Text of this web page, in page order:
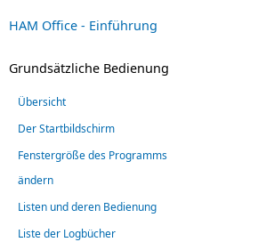
HAM Office - Einführung
Grundsätzliche Bedienung
Übersicht
Der Startbildschirm
Fenstergröße des Programms
ändern
Listen und deren Bedienung
Liste der Logbücher